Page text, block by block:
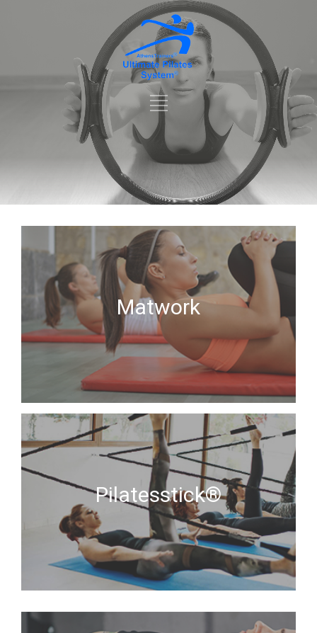
Matwork
Pilatesstick®